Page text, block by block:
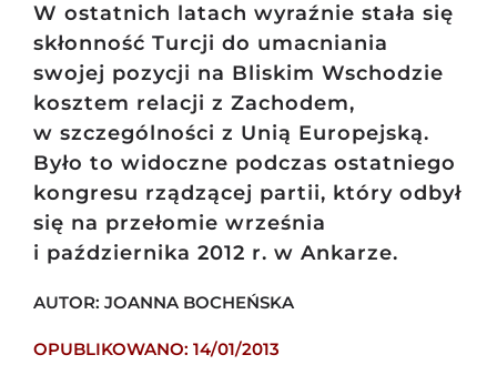
W ostatnich latach wyraźnie stała się
skłonność Turcji do umacniania
swojej pozycji na Bliskim Wschodzie
kosztem relacji z Zachodem,
w szczególności z Unią Europejską.
Było to widoczne podczas ostatniego
kongresu rządzącej partii, który odbył
się na przełomie września
i października 2012 r. w Ankarze.
AUTOR: JOANNA BOCHEŃSKA
OPUBLIKOWANO: 14/01/2013